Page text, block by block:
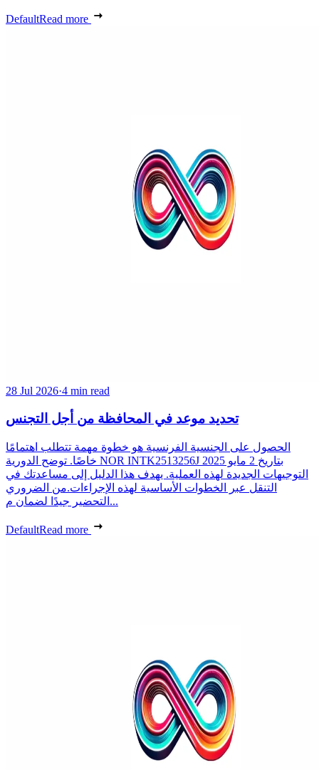
DefaultRead more
28 Jul 2026·4 min read
تحديد موعد في المحافظة من أجل التجنس
الحصول على الجنسية الفرنسية هو خطوة مهمة تتطلب اهتمامًا
خاصًا. توضح الدورية NOR INTK2513256J بتاريخ 2 مايو 2025
التوجيهات الجديدة لهذه العملية. يهدف هذا الدليل إلى مساعدتك في
التنقل عبر الخطوات الأساسية لهذه الإجراءات.من الضروري
التحضير جيدًا لضمان م...
DefaultRead more